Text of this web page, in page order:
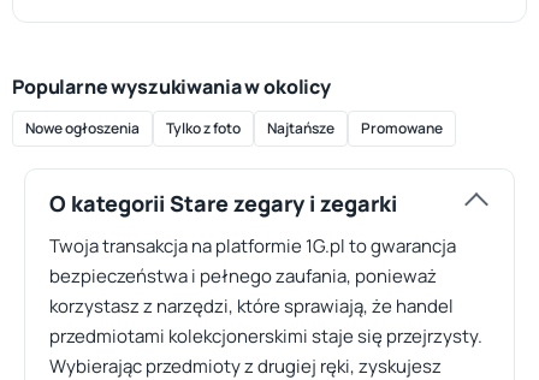
Popularne wyszukiwania w okolicy
Nowe ogłoszenia Tylko z foto Najtańsze Promowane
O kategorii Stare zegary i zegarki
Twoja transakcja na platformie 1G.pl to gwarancja
bezpieczeństwa i pełnego zaufania, ponieważ
korzystasz z narzędzi, które sprawiają, że handel
przedmiotami kolekcjonerskimi staje się przejrzysty.
Wybierając przedmioty z drugiej ręki, zyskujesz